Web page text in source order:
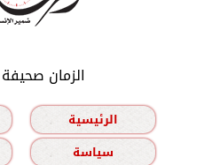
الزمان
الرئيسية
سياسة